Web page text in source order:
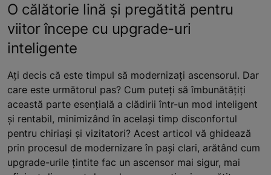
O călătorie lină și pregătită pentru
viitor începe cu upgrade-uri
inteligente
Ați decis că este timpul să modernizați ascensorul. Dar
care este următorul pas? Cum puteți să îmbunătățiți
această parte esențială a clădirii într-un mod inteligent
și rentabil, minimizând în același timp disconfortul
pentru chiriași și vizitatori? Acest articol vă ghidează
prin procesul de modernizare în pași clari, arătând cum
upgrade-urile țintite fac un ascensor mai sigur, mai